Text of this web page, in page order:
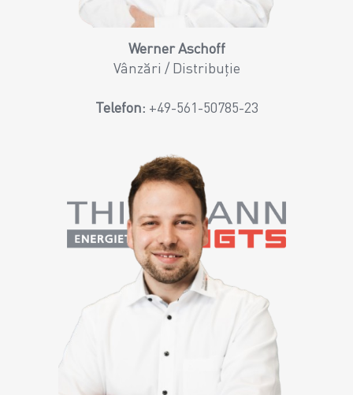
Werner Aschoff
Vânzări / Distribuție
Telefon: +49-561-50785-23